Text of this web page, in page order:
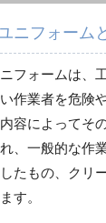
ワイパー
セット）
季節商品
覧
ニフォーム
フォームは、
作業者を危険
容によってそ
、一般的な作
たもの、クリ
す。